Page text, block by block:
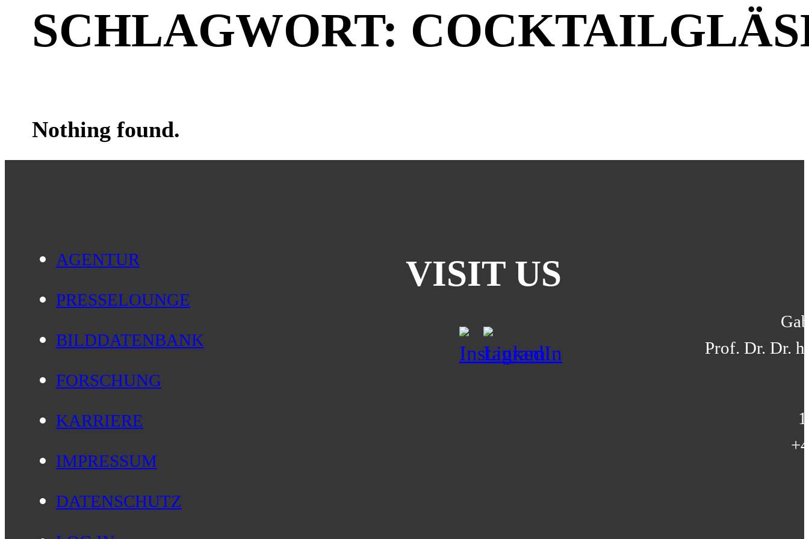
SCHLAGWORT:
Nothing found.
AGENTUR
PRESSELOUNGE
BILDDATENBANK
FORSCHUNG
KARRIERE
IMPRESSUM
DATENSCHUTZ
VISIT US
Prof. Dr. Dr.